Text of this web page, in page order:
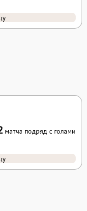
матча подряд с голами